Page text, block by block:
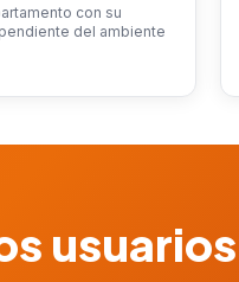
con su
del ambiente
usuarios